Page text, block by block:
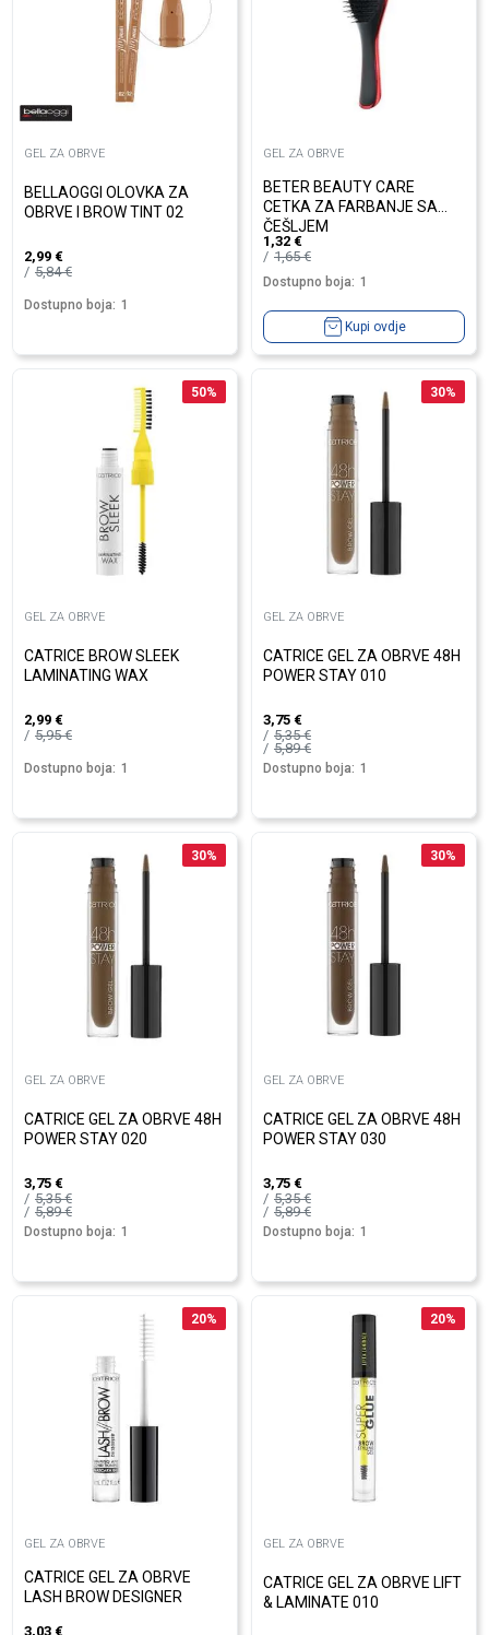
GEL ZA OBRVE
BELLAOGGI OLOVKA ZA
OBRVE I BROW TINT 02
2,99 €
5,84€
Dostupno boja: 1
GEL ZA OBRVE
BETER BEAUTY CARE
CETKA ZA FARBANJE SA
ČEŠLJEM
1,32 €
1,65€
Dostupno boja: 1
Kupi ovdje
50%
GEL ZA OBRVE
CATRICE BROW SLEEK
LAMINATING WAX
2,99 €
5,95€
Dostupno boja: 1
30%
GEL ZA OBRVE
CATRICE GEL ZA OBRVE 48H
POWER STAY 010
3,75 €
5,35€
5,89€
Dostupno boja: 1
30%
GEL ZA OBRVE
CATRICE GEL ZA OBRVE 48H
POWER STAY 020
3,75 €
5,35€
5,89€
Dostupno boja: 1
30%
GEL ZA OBRVE
CATRICE GEL ZA OBRVE 48H
POWER STAY 030
3,75 €
5,35€
5,89€
Dostupno boja: 1
20%
GEL ZA OBRVE
CATRICE GEL ZA OBRVE
LASH BROW DESIGNER
3,03 €
20%
GEL ZA OBRVE
CATRICE GEL ZA OBRVE LIFT
& LAMINATE 010